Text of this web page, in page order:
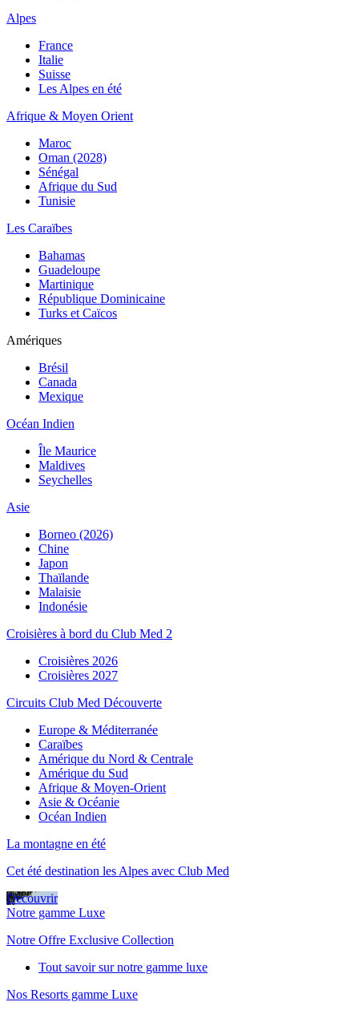
Alpes
France
Italie
Suisse
Les Alpes en été
Afrique & Moyen Orient
Maroc
Oman (2028)
Sénégal
Afrique du Sud
Tunisie
Les Caraïbes
Bahamas
Guadeloupe
Martinique
République Dominicaine
Turks et Caïcos
Amériques
Brésil
Canada
Mexique
Océan Indien
Île Maurice
Maldives
Seychelles
Asie
Borneo (2026)
Chine
Japon
Thaïlande
Malaisie
Indonésie
Croisières à bord du Club Med 2
Croisières 2026
Croisières 2027
Circuits Club Med Découverte
Europe & Méditerranée
Caraïbes
Amérique du Nord & Centrale
Amérique du Sud
Afrique & Moyen-Orient
Asie & Océanie
Océan Indien
La montagne en été
Cet été destination les Alpes avec Club Med
Découvrir
Notre gamme Luxe
Notre Offre Exclusive Collection
Tout savoir sur notre gamme luxe
Nos Resorts gamme Luxe